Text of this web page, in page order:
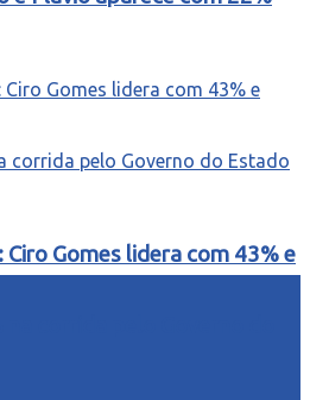
Ciro Gomes lidera com 43% e
corrida pelo Governo do